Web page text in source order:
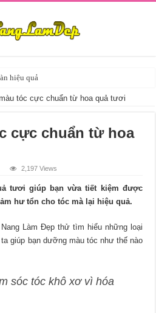
mịn
tóc cực chuẩn từ hoa quả tươi
cực chuẩn từ hoa
2,197 Views
tươi giúp bạn vừa tiết kiệm được
hư tổn cho tóc mà lại hiệu quả.
Làm Đẹp thử tìm hiểu những loại
giúp bạn dưỡng màu tóc như thế nào
sóc tóc khô xơ vì hóa